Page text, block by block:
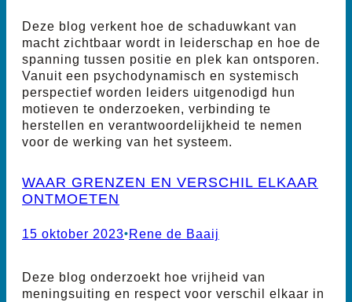
Deze blog verkent hoe de schaduwkant van
macht zichtbaar wordt in leiderschap en hoe de
spanning tussen positie en plek kan ontsporen.
Vanuit een psychodynamisch en systemisch
perspectief worden leiders uitgenodigd hun
motieven te onderzoeken, verbinding te
herstellen en verantwoordelijkheid te nemen
voor de werking van het systeem.
WAAR GRENZEN EN VERSCHIL ELKAAR
ONTMOETEN
15 oktober 2023•Rene de Baaij
Deze blog onderzoekt hoe vrijheid van
meningsuiting en respect voor verschil elkaar in